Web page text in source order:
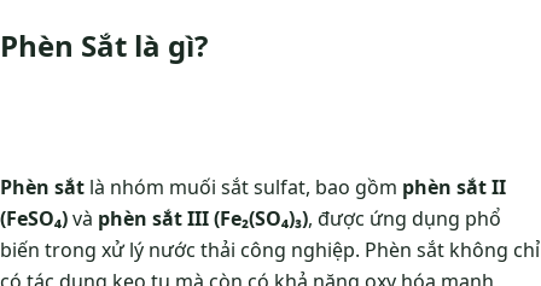
Phèn Sắt là gì?
Phèn sắt là nhóm muối sắt sulfat, bao gồm phèn sắt II
(FeSO₄)và phèn sắt III (Fe₂(SO₄)₃), được ứng dụng phổ
biến trong xử lý nước thải công nghiệp. Phèn sắt không chỉ